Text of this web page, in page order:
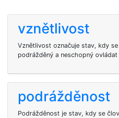
vznětlivost
Vznětlivost označuje stav, kdy
podrážděný a neschopný ovládat
podrážděnost
Podrážděnost je stav, kdy se